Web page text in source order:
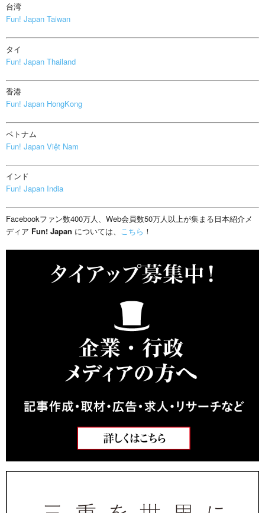
台湾
Fun! Japan Taiwan
タイ
Fun! Japan Thailand
香港
Fun! Japan HongKong
ベトナム
Fun! Japan Việt Nam
インド
Fun! Japan India
Facebookファン数400万人、Web会員数50万人以上が集まる日本紹介メ
ディア Fun! Japan については、 こちら ！